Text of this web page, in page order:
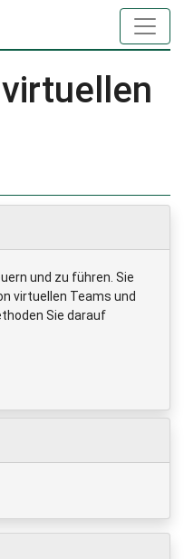
und zu führen. Sie
virtuellen Teams und
Sie darauf